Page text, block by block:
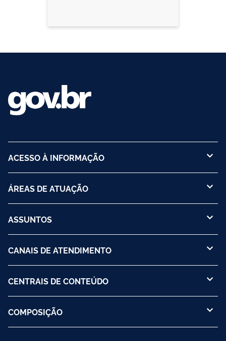
ACESSO À INFORMAÇÃO
ÁREAS DE ATUAÇÃO
ASSUNTOS
CANAIS DE ATENDIMENTO
CENTRAIS DE CONTEÚDO
COMPOSIÇÃO